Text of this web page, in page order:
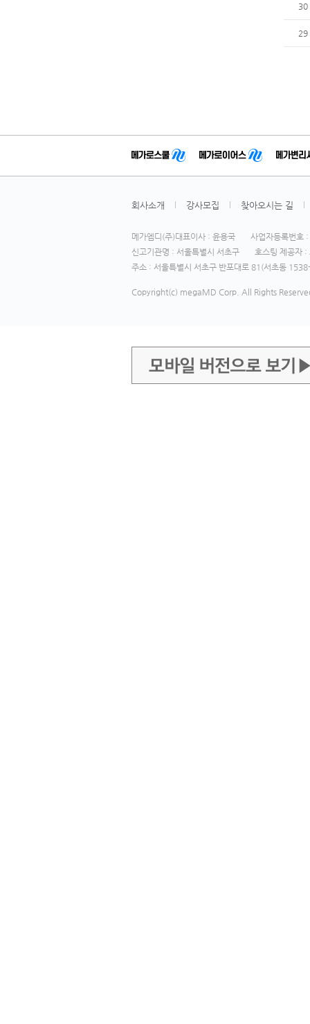
30
29
회사소개 강사모집 찾아오시는 길
메가엠디(주)대표이사 : 윤용국
사업자등록번
신고기관명 : 서울특별시 서초구
호스팅 제공자 :
주소 : 서울특별시 서초구 반포대로 81(서초동
Copyright(c) megaMD Corp. All Rights